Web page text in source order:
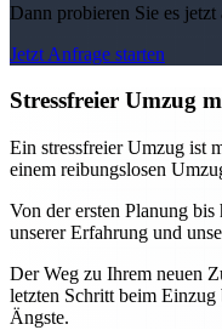
Dann probieren Sie es
Jetzt Anfrage starten
Stressfreier Umzug
Ein stressfreier Umzug ist
einem reibungslosen
Von der ersten Planung
unserer Erfahrung und
Der Weg zu Ihrem neuen
letzten Schritt beim Einzug
Ängste.